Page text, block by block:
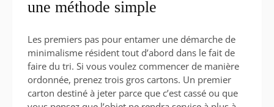
une méthode simple
Les premiers pas pour entamer une démarche de
minimalisme résident tout d’abord dans le fait de
faire du tri. Si vous voulez commencer de manière
ordonnée, prenez trois gros cartons. Un premier
carton destiné à jeter parce que c’est cassé ou que